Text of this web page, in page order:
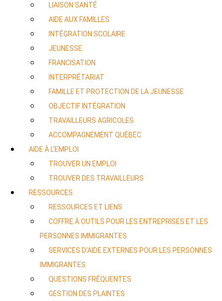
LIAISON SANTÉ
AIDE AUX FAMILLES
INTÉGRATION SCOLAIRE
JEUNESSE
FRANCISATION
INTERPRÉTARIAT
FAMILLE ET PROTECTION DE LA JEUNESSE
OBJECTIF INTÉGRATION
TRAVAILLEURS AGRICOLES
ACCOMPAGNEMENT QUÉBEC
AIDE À L’EMPLOI
TROUVER UN EMPLOI
TROUVER DES TRAVAILLEURS
RESSOURCES
RESSOURCES ET LIENS
COFFRE À OUTILS POUR LES ENTREPRISES ET LES
PERSONNES IMMIGRANTES
SERVICES D’AIDE EXTERNES POUR LES PERSONNES
IMMIGRANTES
QUESTIONS FRÉQUENTES
GESTION DES PLAINTES